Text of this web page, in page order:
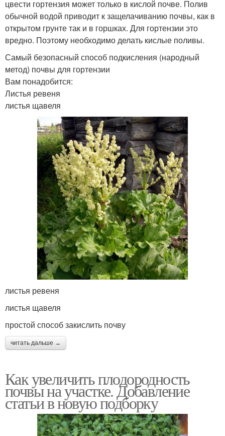
цвести гортензия может только в кислой почве. Полив
обычной водой приводит к защелачиванию почвы, как в
открытом грунте так и в горшках. Для гортензии это
вредно. Поэтому необходимо делать кислые поливы.
Самый безопасный способ подкисления (народный
метод) почвы для гортензии
Вам понадобится:
Листья ревеня
листья щавеля
листья ревеня
листья щавеля
простой способ закислить почву
читать дальше →
Как увеличить плодородность
почвы на участке. Добавление
статьи в новую подборку